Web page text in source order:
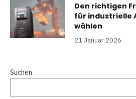
Den richtigen
für industrielle
wählen
21 Januar 2026
Suchen